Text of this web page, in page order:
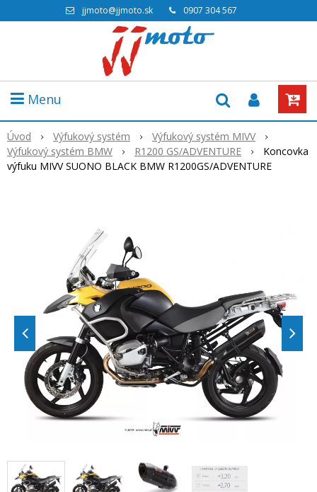
jjmoto@jjmoto.sk 0907 304 567
Menu
Úvod Výfukový systém
Výfukový systém MIVV
Výfukový systém BMW
R1200 GS/ADVENTURE
Koncovka
výfuku MIVV SUONO BLACK BMW R1200GS/ADVENTURE